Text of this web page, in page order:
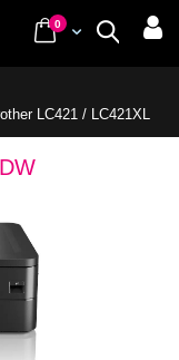
Buscar
Cart
0items
LC421 / LC421XL